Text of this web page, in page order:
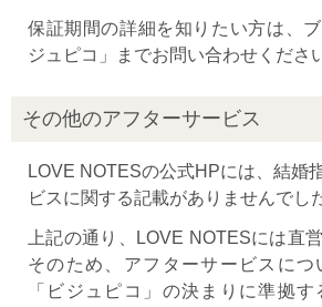
保証期間の詳細を知りたい方は、
ジュピコ」までお問い合わせくださ
その他のアフターサービス
LOVE NOTESの公式HPには、結婚
ビスに関する記載がありませんでし
上記の通り、LOVE NOTESには直
そのため、アフターサービスにつ
「ビジュピコ」の決まりに準拠す